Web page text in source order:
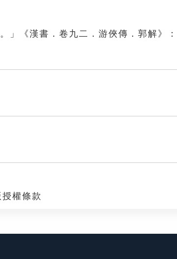
」《漢書．卷九二．游俠傳．郭解》
權條款